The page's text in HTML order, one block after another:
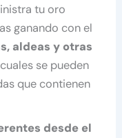
tu oro
ganando con el
aldeas y otras
se pueden
que contienen
desde el